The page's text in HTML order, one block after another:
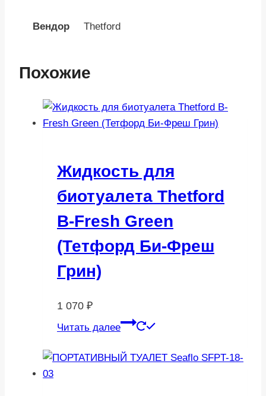
Вендор Thetford
Похожие
Жидкость для
биотуалета Thetford
B-Fresh Green
(Тетфорд Би-Фреш
Грин)
1 070 ₽
Читать далее